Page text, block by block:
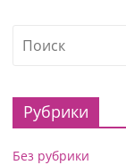
Рубрики
Без рубрики